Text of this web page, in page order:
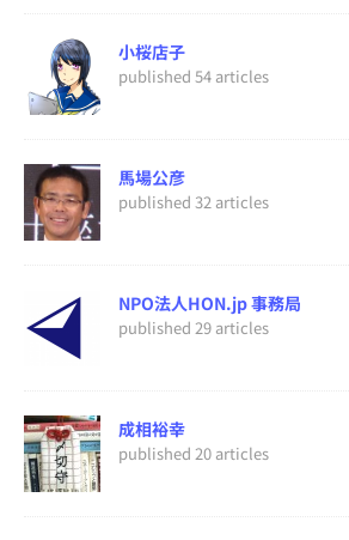
小桜店子
published 54 articles
馬場公彦
published 32 articles
NPO法人HON.jp 事務局
published 29 articles
成相裕幸
published 20 articles